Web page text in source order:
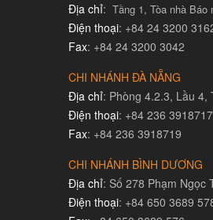
Địa chỉ: Tầng 1, Tòa nhà Báo
Điện thoại: +84 24 3200
Fax: +84 24 3200 3042
CHI NHÁNH ĐÀ NẴNG
Địa chỉ: Phòng 4.2.3, Lầu 4,
Điện thoại: +84 236
Fax: +84 236 3918719
CHI NHÁNH BÌNH DƯƠNG
Địa chỉ: Số 278 Phạm Ngọc
Điện thoại: +84 650 3689